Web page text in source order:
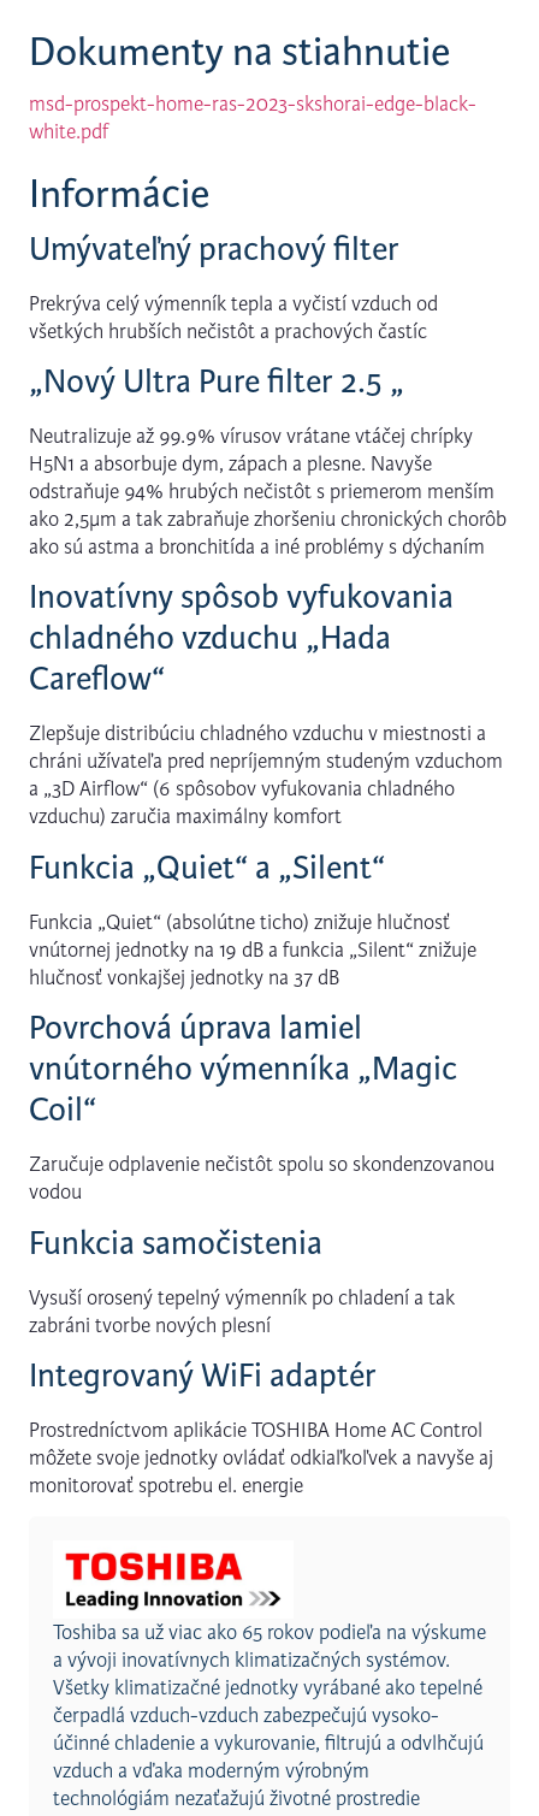
Dokumenty na stiahnutie
msd-prospekt-home-ras-2023-skshorai-edge-black-
white.pdf
Informácie
Umývateľný prachový filter
Prekrýva celý výmenník tepla a vyčistí vzduch od
všetkých hrubších nečistôt a prachových častíc
„Nový Ultra Pure filter 2.5 „
Neutralizuje až 99.9% vírusov vrátane vtáčej chrípky
H5N1 a absorbuje dym, zápach a plesne. Navyše
odstraňuje 94% hrubých nečistôt s priemerom menším
ako 2,5µm a tak zabraňuje zhoršeniu chronických chorôb
ako sú astma a bronchitída a iné problémy s dýchaním
Inovatívny spôsob vyfukovania
chladného vzduchu „Hada
Careflow“
Zlepšuje distribúciu chladného vzduchu v miestnosti a
chráni užívateľa pred nepríjemným studeným vzduchom
a „3D Airflow“ (6 spôsobov vyfukovania chladného
vzduchu) zaručia maximálny komfort
Funkcia „Quiet“ a „Silent“
Funkcia „Quiet“ (absolútne ticho) znižuje hlučnosť
vnútornej jednotky na 19 dB a funkcia „Silent“ znižuje
hlučnosť vonkajšej jednotky na 37 dB
Povrchová úprava lamiel
vnútorného výmenníka „Magic
Coil“
Zaručuje odplavenie nečistôt spolu so skondenzovanou
vodou
Funkcia samočistenia
Vysuší orosený tepelný výmenník po chladení a tak
zabráni tvorbe nových plesní
Integrovaný WiFi adaptér
Prostredníctvom aplikácie TOSHIBA Home AC Control
môžete svoje jednotky ovládať odkiaľkoľvek a navyše aj
monitorovať spotrebu el. energie
Toshiba sa už viac ako 65 rokov podieľa na výskume
a vývoji inovatívnych klimatizačných systémov.
Všetky klimatizačné jednotky vyrábané ako tepelné
čerpadlá vzduch-vzduch zabezpečujú vysoko-
účinné chladenie a vykurovanie, filtrujú a odvlhčujú
vzduch a vďaka moderným výrobným
technológiám nezaťažujú životné prostredie